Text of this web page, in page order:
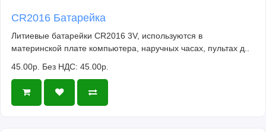
CR2016 Батарейка
Литиевые батарейки CR2016 3V, используются в
материнской плате компьютера, наручных часах, пультах д..
45.00р. Без НДС: 45.00р.